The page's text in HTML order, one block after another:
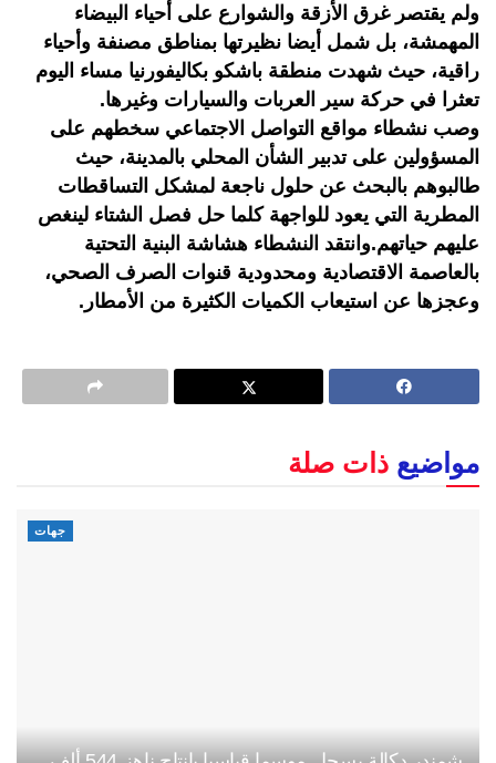
ولم يقتصر غرق الأزقة والشوارع على أحياء البيضاء
المهمشة، بل شمل أيضا نظيرتها بمناطق مصنفة وأحياء
راقية، حيث شهدت منطقة باشكو بكاليفورنيا مساء اليوم
تعثرا في حركة سير العربات والسيارات وغيرها.
وصب نشطاء مواقع التواصل الاجتماعي سخطهم على
المسؤولين على تدبير الشأن المحلي بالمدينة، حيث
طالبوهم بالبحث عن حلول ناجعة لمشكل التساقطات
المطرية التي يعود للواجهة كلما حل فصل الشتاء لينغص
عليهم حياتهم.وانتقد النشطاء هشاشة البنية التحتية
بالعاصمة الاقتصادية ومحدودية قنوات الصرف الصحي،
وعجزها عن استيعاب الكميات الكثيرة من الأمطار.
مواضيع ذات صلة
جهات